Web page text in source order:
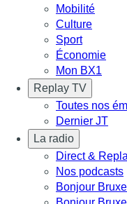
Mobilité
Culture
Sport
Économie
Mon BX1
Replay TV
Toutes nos
Dernier JT
La radio
Direct &
Nos podcasts
Bonjour